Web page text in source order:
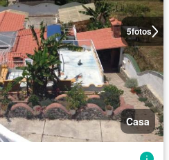
5fotos
Casa